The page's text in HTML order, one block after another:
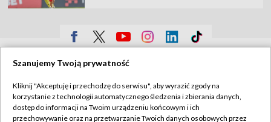
Sklep TVP
Biuro Reklamy
Polityka prywatności
Moje zgody
Szanujemy Twoją prywatność
Kliknij "Akceptuję i przechodzę do serwisu", aby wyrazić zgody na
korzystanie z technologii automatycznego śledzenia i zbierania danych,
dostęp do informacji na Twoim urządzeniu końcowym i ich
przechowywanie oraz na przetwarzanie Twoich danych osobowych przez